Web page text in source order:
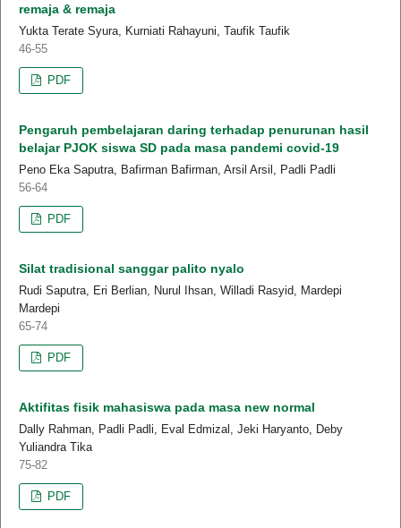
remaja & remaja
Yukta Terate Syura, Kurniati Rahayuni, Taufik Taufik
46-55
PDF
Pengaruh pembelajaran daring terhadap penurunan hasil
belajar PJOK siswa SD pada masa pandemi covid-19
Peno Eka Saputra, Bafirman Bafirman, Arsil Arsil, Padli Padli
56-64
PDF
Silat tradisional sanggar palito nyalo
Rudi Saputra, Eri Berlian, Nurul Ihsan, Willadi Rasyid, Mardepi
Mardepi
65-74
PDF
Aktifitas fisik mahasiswa pada masa new normal
Dally Rahman, Padli Padli, Eval Edmizal, Jeki Haryanto, Deby
Yuliandra Tika
75-82
PDF